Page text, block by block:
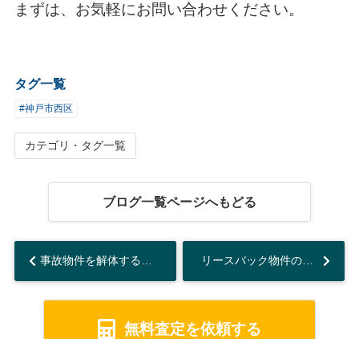
まずは、お気軽にお問い合わせ ください。
タグ一覧
#神戸市西区
カテゴリ・タグ一覧
ブログ一覧ページへもどる
事故物件を解体するメリットとデメリットとは？解体費用と合わせて解説... リースバック物件の買戻し方法とは？知らないと損する注意点を解説...
無料査定を依頼する